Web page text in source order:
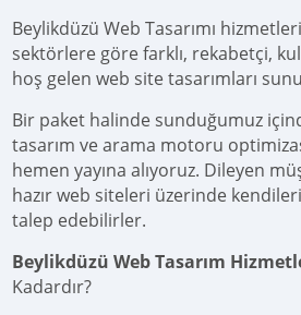
Beylikdüzü Web Tasarımı
sektörlere göre farklı, rekabetçi,
hoş gelen web site tasarımları
Bir paket halinde sunduğumuz
tasarım ve arama motoru
hemen yayına alıyoruz. Dileyen
hazır web siteleri üzerinde
talep edebilirler.
Beylikdüzü Web Tasarım
Kadardır?